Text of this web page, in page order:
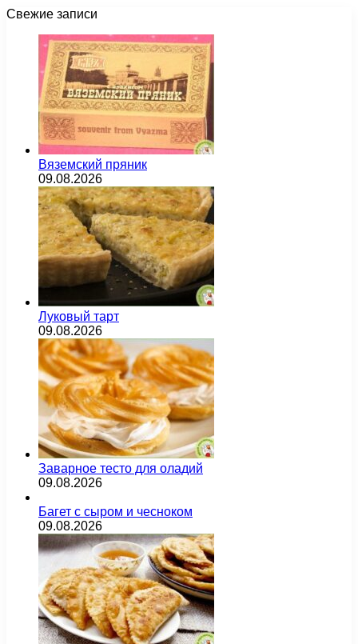
Свежие записи
Вяземский пряник
09.08.2026
Луковый тарт
09.08.2026
Заварное тесто для оладий
09.08.2026
Багет с сыром и чесноком
09.08.2026